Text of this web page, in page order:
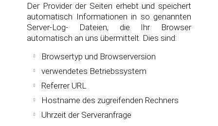
Der Provider der Seiten erhebt und speichert
automatisch Informationen in so genannten
Server-Log- Dateien, die Ihr Browser
automatisch an uns übermittelt. Dies sind:
Browsertyp und Browserversion
verwendetes Betriebssystem
Referrer URL
Hostname des zugreifenden Rechners
Uhrzeit der Serveranfrage